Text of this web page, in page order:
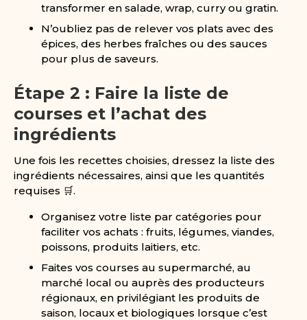
transformer en salade, wrap, curry ou gratin.
N’oubliez pas de relever vos plats avec des
épices, des herbes fraîches ou des sauces
pour plus de saveurs.
Étape 2 : Faire la liste de
courses et l’achat des
ingrédients
Une fois les recettes choisies, dressez la liste des
ingrédients nécessaires, ainsi que les quantités
requises 🛒.
Organisez votre liste par catégories pour
faciliter vos achats : fruits, légumes, viandes,
poissons, produits laitiers, etc.
Faites vos courses au supermarché, au
marché local ou auprès des producteurs
régionaux, en privilégiant les produits de
saison, locaux et biologiques lorsque c’est